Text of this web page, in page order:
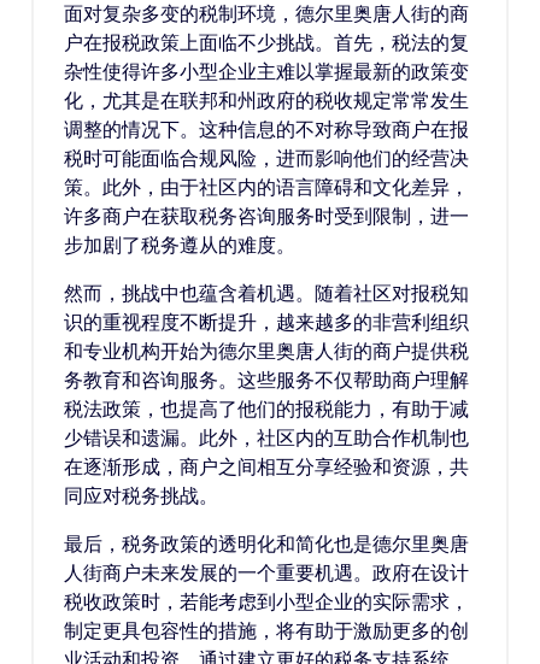
面对复杂多变的税制环境，德尔里奥唐人街的商
户在报税政策上面临不少挑战。首先，税法的复
杂性使得许多小型企业主难以掌握最新的政策变
化，尤其是在联邦和州政府的税收规定常常发生
调整的情况下。这种信息的不对称导致商户在报
税时可能面临合规风险，进而影响他们的经营决
策。此外，由于社区内的语言障碍和文化差异，
许多商户在获取税务咨询服务时受到限制，进一
步加剧了税务遵从的难度。
然而，挑战中也蕴含着机遇。随着社区对报税知
识的重视程度不断提升，越来越多的非营利组织
和专业机构开始为德尔里奥唐人街的商户提供税
务教育和咨询服务。这些服务不仅帮助商户理解
税法政策，也提高了他们的报税能力，有助于减
少错误和遗漏。此外，社区内的互助合作机制也
在逐渐形成，商户之间相互分享经验和资源，共
同应对税务挑战。
最后，税务政策的透明化和简化也是德尔里奥唐
人街商户未来发展的一个重要机遇。政府在设计
税收政策时，若能考虑到小型企业的实际需求，
制定更具包容性的措施，将有助于激励更多的创
业活动和投资。通过建立更好的税务支持系统，